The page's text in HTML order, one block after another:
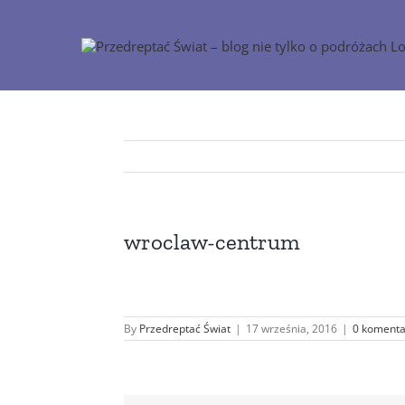
wroclaw-centrum
By Przedreptać Świat | 17 września, 2016 | 0